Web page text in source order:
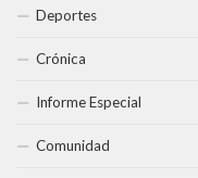
Deportes
Crónica
Informe Especial
Comunidad